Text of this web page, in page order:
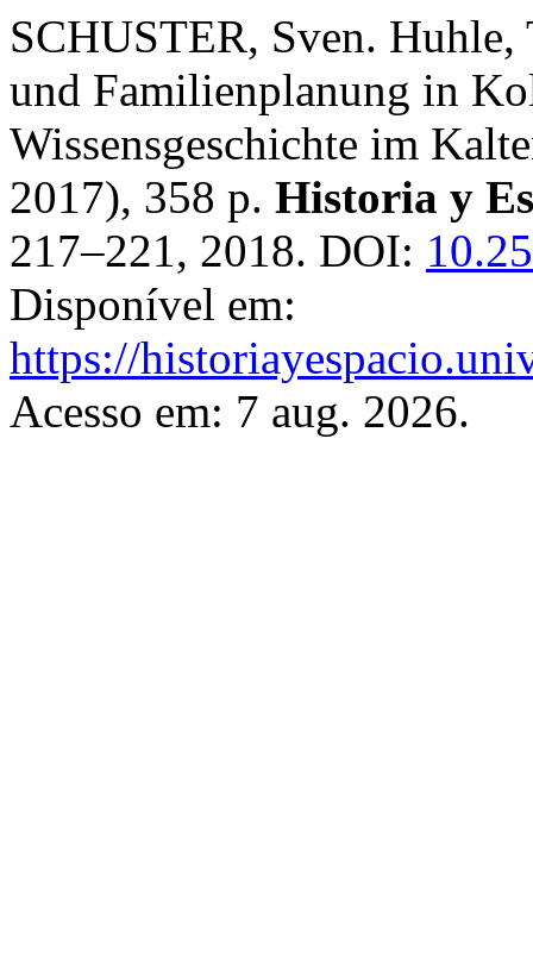
SCHUSTER, Sven.
und Familienplanung in
Wissensgeschichte im
2017), 358 p. Historia y
217–221, 2018. DOI:
Disponível em:
https://
Acesso em: 7 aug. 2026.